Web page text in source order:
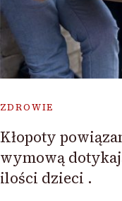
ZDROWIE
Kłopoty
wymową
ilości dzieci .